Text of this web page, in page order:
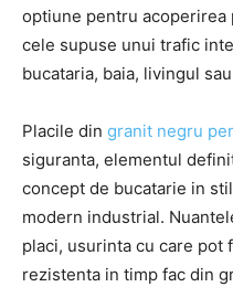
optiune pentru
cele supuse unui trafic
bucataria, baia, livingul
Placile din granit negru
siguranta, elementul
concept de bucatarie in
modern industrial.
placi, usurinta cu care pot
rezistenta in timp fac din